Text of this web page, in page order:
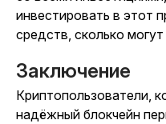
инвестировать в этот
средств, сколько
Заключение
Криптопользователи,
надёжный блокчейн